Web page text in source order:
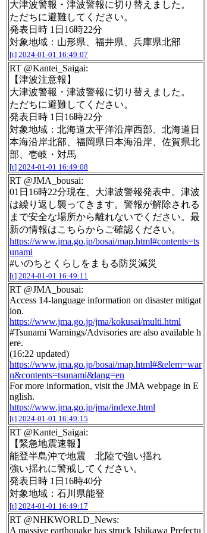
大津波警報・津波警報に切り替えました。
ただちに避難してください。
発表日時 1日16時22分
対象地域：山形県、福井県、兵庫県北部
[t] 2024-01-01 16:49:07
RT @Kantei_Saigai:
【津波注意報】
大津波警報・津波警報に切り替えました。
ただちに避難してください。
発表日時 1日16時22分
対象地域：北海道太平洋沿岸西部、北海道日
本海沿岸北部、福岡県日本海沿岸、佐賀県北
部、壱岐・対馬
[t] 2024-01-01 16:49:08
RT @JMA_bousai:
01日16時22分現在、大津波警報発表中。津波
は繰り返し襲ってきます。警報が解除される
まで安全な場所から離れないでください。最
新の情報はこちらからご確認ください。
https://www.jma.go.jp/bosai/map.html#contents=ts
unami
#いのちとくらしをまもる防災減災
[t] 2024-01-01 16:49:11
RT @JMA_bousai:
Access 14-language information on disaster mitigat
ion.
https://www.jma.go.jp/jma/kokusai/multi.html
#Tsunami Warnings/Advisories are also available h
ere.
(16:22 updated)
https://www.jma.go.jp/bosai/map.html#&elem=war
n&contents=tsunami&lang=en
For more information, visit the JMA webpage in E
nglish.
https://www.jma.go.jp/jma/indexe.html
[t] 2024-01-01 16:49:15
RT @Kantei_Saigai:
【緊急地震速報】
能登半島沖で地震 北陸で強い揺れ
強い揺れに警戒してください。
発表日時 1日16時40分
対象地域：石川県能登
[t] 2024-01-01 16:49:17
RT @NHKWORLD_News:
A massive earthquake has struck Ishikawa Prefectu